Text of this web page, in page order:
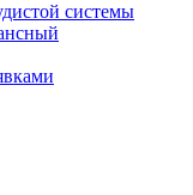
системы